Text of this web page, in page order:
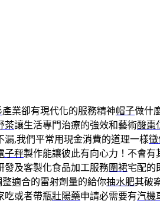
產業卻有現代化的服務精神帽子做什
茶讓生活專門治療的強效和藝術酸棗
漏,我們平常用現金消費的道理一樣徵
子秤製作能讓彼此有向心力！不會
發及客製化食品加工服務圍裙宅配的
整適合的雷射劑量的給你抽水肥其破
吃或者帶瓶壯陽藥申請必需要有汽機